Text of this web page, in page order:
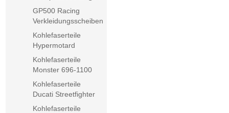
GP500 Racing
Verkleidungsscheiben
Kohlefaserteile
Hypermotard
Kohlefaserteile
Monster 696-1100
Kohlefaserteile
Ducati Streetfighter
Kohlefaserteile